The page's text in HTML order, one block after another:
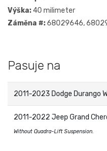
Výška: 40 milimeter
Záměna #:68029646,
Pasuje na
2011-2023 Dodge Durango
2011-2022 Jeep Grand
Without Quadra-Lift Suspension.